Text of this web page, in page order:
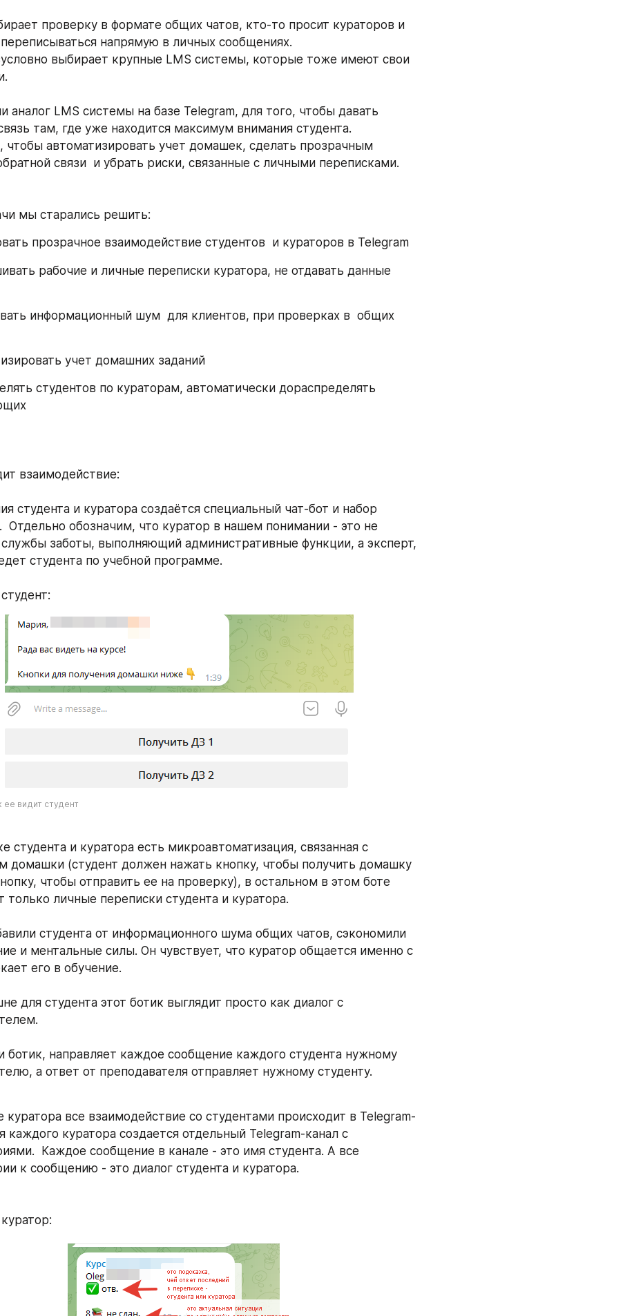
проверку в формате общих чатов, кто-то просит кураторов и
напрямую в личных сообщениях.
выбирает крупные LMS системы, которые тоже имеют свои
аналог LMS системы на базе Telegram, для того, чтобы давать
там, где уже находится максимум внимания студента.
чтобы автоматизировать учет домашек, сделать прозрачным
связи  и убрать риски, связанные с личными переписками.
мы старались решить:
прозрачное взаимодействие студентов  и кураторов в Telegram
рабочие и личные переписки куратора, не отдавать данные
информационный шум  для клиентов, при проверках в  общих
учет домашних заданий
студентов по кураторам, автоматически дораспределять
взаимодействие:
студента и куратора создаётся специальный чат-бот и набор
Отдельно обозначим, что куратор в нашем понимании - это не
службы заботы, выполняющий административные функции, а эксперт,
студента по учебной программе.
ее видит студент
студента и куратора есть микроавтоматизация, связанная с
домашки (студент должен нажать кнопку, чтобы получить домашку
чтобы отправить ее на проверку), в остальном в этом боте
только личные переписки студента и куратора.
студента от информационного шума общих чатов, сэкономили
и ментальные силы. Он чувствует, что куратор общается именно с
его в обучение.
для студента этот ботик выглядит просто как диалог с
ботик, направляет каждое сообщение каждого студента нужному
а ответ от преподавателя отправляет нужному студенту.
куратора все взаимодействие со студентами происходит в Telegram-
каждого куратора создается отдельный Telegram-канал с
Каждое сообщение в канале - это имя студента. А все
к сообщению - это диалог студента и куратора.